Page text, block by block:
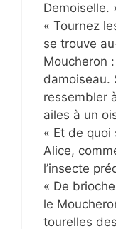
Demoiselle.
« Tournez
se trouve
Moucheron
damoiseau.
ressembler
ailes à un
« Et de quoi
Alice,
l’insecte
« De
le
tourelles